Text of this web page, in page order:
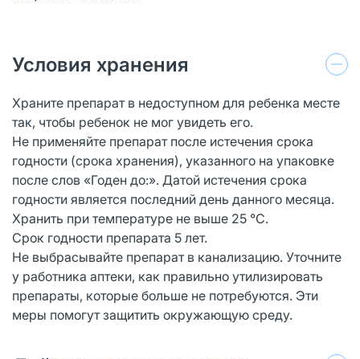
Условия хранения
Храните препарат в недоступном для ребенка месте
так, чтобы ребенок не мог увидеть его.
Не применяйте препарат после истечения срока
годности (срока хранения), указанного на упаковке
после слов «Годен до:». Датой истечения срока
годности является последний день данного месяца.
Хранить при температуре не выше 25 °С.
Срок годности препарата 5 лет.
Не выбрасывайте препарат в канализацию. Уточните
у работника аптеки, как правильно утилизировать
препараты, которые больше не потребуются. Эти
меры помогут защитить окружающую среду.